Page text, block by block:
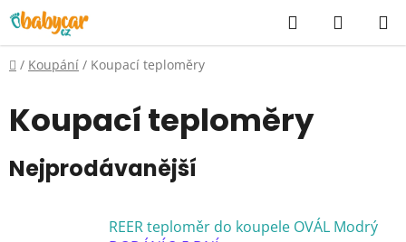
Přejít
na
obsah
Hledat
KOŠÍK
Domů
/ Koupání / Koupací teploměry
Koupací teploměry
Nejprodávanější
REER teploměr do koupele OVÁL Modrý